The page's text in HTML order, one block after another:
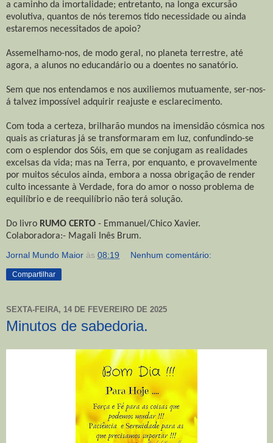
a caminho da imortalidade; entretanto, na longa excursão
evolutiva, quantos de nós teremos tido necessidade ou ainda
estaremos necessitados de apoio?
Assemelhamo-nos, de modo geral, no planeta terrestre, até
agora, a alunos no educandário ou a doentes no sanatório.
Sem que nos entendamos e nos auxiliemos mutuamente, ser-nos-
á talvez impossível adquirir reajuste e esclarecimento.
Com toda a certeza, brilharão mundos na imensidão cósmica nos
quais as criaturas já se transformaram em luz, confundindo-se
com o esplendor dos Sóis, em que se conjugam as realidades
excelsas da vida; mas na Terra, por enquanto, e provavelmente
por muitos séculos ainda, embora a nossa obrigação de render
culto incessante à Verdade, fora do amor o nosso problema de
equilíbrio e de reequilíbrio não terá solução.
Do livro RUMO CERTO - Emmanuel/Chico Xavier.
Colaboradora:- Magali Inês Brum.
Jornal Mundo Maior às 08:19 Nenhum comentário:
Compartilhar
SEXTA-FEIRA, 14 DE FEVEREIRO DE 2025
Minutos de sabedoria.